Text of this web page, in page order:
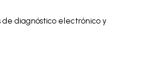
de diagnóstico electrónico y